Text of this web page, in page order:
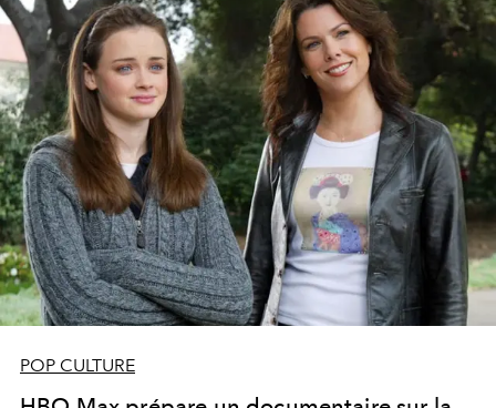
POP CULTURE